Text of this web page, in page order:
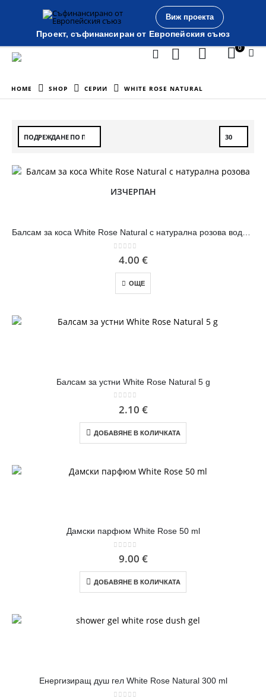
Проект, съфинансиран от Европейския съюз
Виж проекта
0
HOME SHOP СЕРИИ WHITE ROSE NATURAL
ИЗЧЕРПАН
out of 5
4.00 €
ОЩЕ
Балсам за устни White Rose Natural 5 g
out of 5
2.10 €
ДОБАВЯНЕ В КОЛИЧКАТА
Дамски парфюм White Rose 50 ml
out of 5
9.00 €
ДОБАВЯНЕ В КОЛИЧКАТА
Енергизиращ душ гел White Rose Natural 300 ml